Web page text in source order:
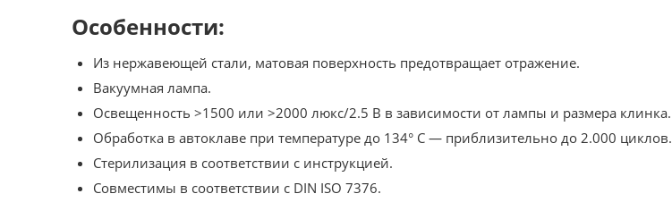
Особенности:
Из нержавеющей стали, матовая поверхность предотвращает отражение.
Вакуумная лампа.
Освещенность >1500 или >2000 люкс/2.5 В в зависимости от лампы и размера клинка.
Обработка в автоклаве при температуре до 134° C — приблизительно до 2.000 циклов.
Стерилизация в соответствии с инструкцией.
Совместимы в соответствии с DIN ISO 7376.